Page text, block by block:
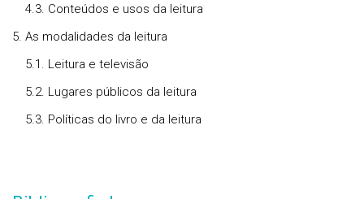
4.3. Conteúdos e usos da leitura
5. As modalidades da leitura
5.1. Leitura e televisão
5.2. Lugares públicos da leitura
5.3. Políticas do livro e da leitura